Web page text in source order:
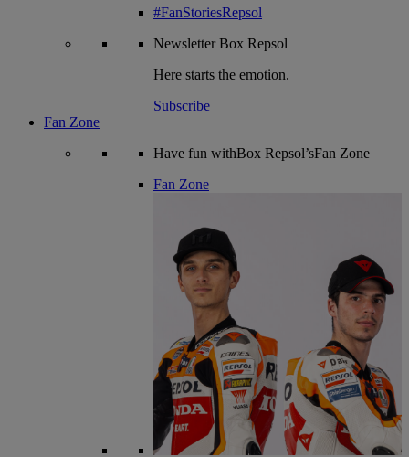
#FanStoriesRepsol
NewsletterBox Repsol
Here starts the emotion.
Subscribe
Fan Zone
Have fun withBox Repsol’sFan Zone
Fan Zone